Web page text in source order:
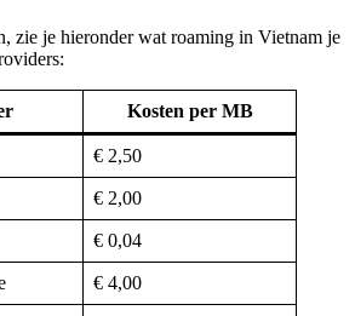
zie je hieronder wat roaming in Vietnam je
Kosten per MB
€ 2,50
€ 2,00
€ 0,04
€ 4,00